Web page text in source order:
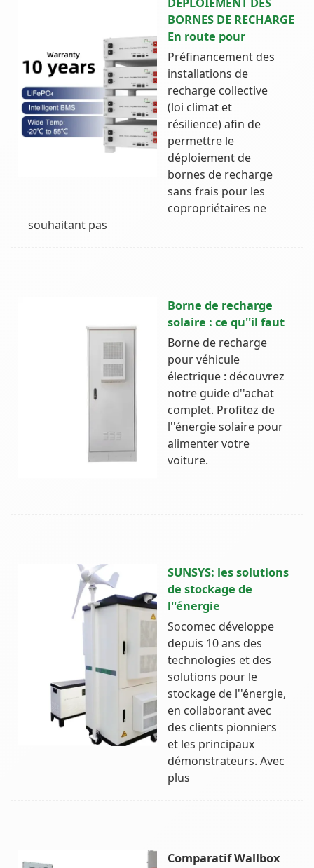
BORNES DE RECHARGE
En route pour
Préfinancement des
installations de
recharge collective
(loi climat et
résilience) afin de
permettre le
déploiement de
bornes de recharge
sans frais pour les
copropriétaires ne
souhaitant pas
Borne de recharge
solaire : ce qu''il faut
Borne de recharge
pour véhicule
électrique : découvrez
notre guide d''achat
complet. Profitez de
l''énergie solaire pour
alimenter votre
voiture.
SUNSYS: les solutions
de stockage de
l''énergie
Socomec développe
depuis 10 ans des
technologies et des
solutions pour le
stockage de l''énergie,
en collaborant avec
des clients pionniers
et les principaux
démonstrateurs. Avec
plus
Comparatif Wallbox